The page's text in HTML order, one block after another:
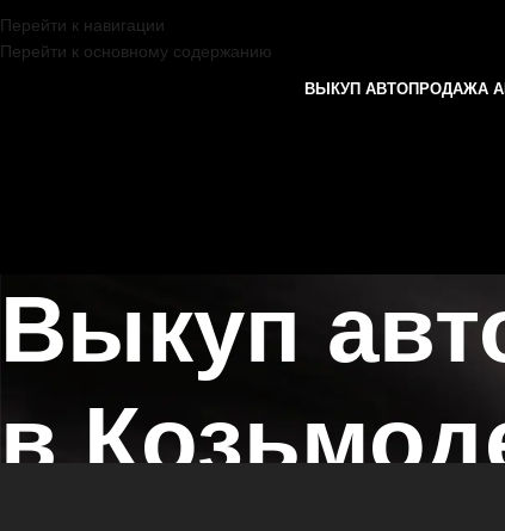
Перейти к навигации
Перейти к основному содержанию
ВЫКУП АВТОПРОДАЖА
Выкуп
в